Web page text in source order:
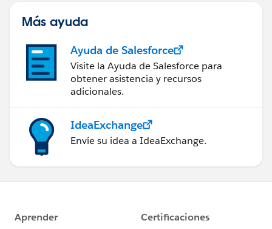
Más ayuda
Ayuda de Salesforce
Visite la Ayuda de Salesforce para
obtener asistencia y recursos
adicionales.
IdeaExchange
Envíe su idea a IdeaExchange.